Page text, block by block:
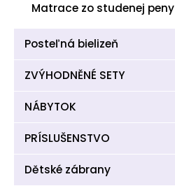
Matrace zo studenej peny
Posteľná bielizeň
ZVÝHODNĚNÉ SETY
NÁBYTOK
PRÍSLUŠENSTVO
Dětské zábrany